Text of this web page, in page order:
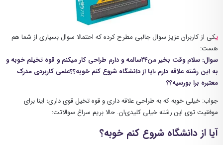
یکی از کاربران عزیز سوال جالبی مطرح کرده که احتمالا سوال بسیاری از شما هم
هست:
سوال: سلام وقت بخیر من۲۴سالمه و دارم طراحی کار میکنم و قوه تخیلم خوبه و
به این رشته علاقه دارم ،ایا از دانشگاه شروع کنم خوبه؟؟علمی کاربردی مدرک
معتبره برا بورسیه؟؟
جواب: خیلی خوبه که به طراحی علاقه داری و قوه تخیل قوی داری؛ اینا برای
موفقیت توی این رشته خیلی کلیدی‌ان. حالا بریم سراغ سوالاتت:
آیا از دانشگاه شروع کنم خوبه؟